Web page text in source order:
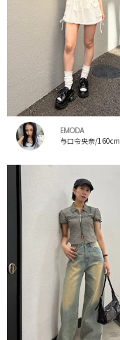
EMODA
与口令央奈/160cm